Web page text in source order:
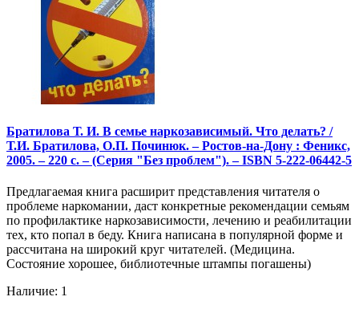
Братилова Т. И. В семье наркозависимый. Что делать? /
Т.И. Братилова, О.П. Починюк. – Ростов-на-Дону : Феникс,
2005. – 220 с. – (Серия "Без проблем"). – ISBN 5-222-06442-5
Предлагаемая книга расширит представления читателя о
проблеме наркомании, даст конкретные рекомендации семьям
по профилактике наркозависимости, лечению и реабилитации
тех, кто попал в беду. Книга написана в популярной форме и
рассчитана на широкий круг читателей. (Медицина.
Состояние хорошее, библиотечные штампы погашены)
Наличие: 1